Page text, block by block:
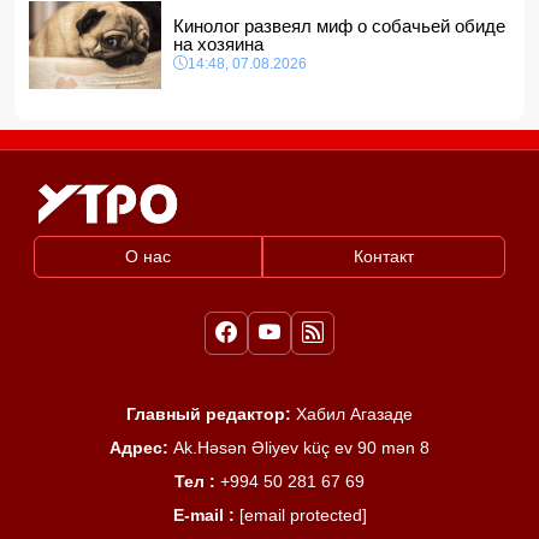
Кинолог развеял миф о собачьей обиде
на хозяина
14:48, 07.08.2026
О нас Контакт
Главный редактор: Хабил Агазаде
Адрес: Ak.Həsən Əliyev küç ev 90 mən 8
Тел : +994 50 281 67 69
E-mail : [email protected]